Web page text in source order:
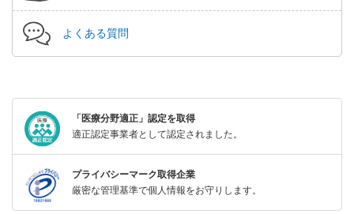
よくある質問
「医療分野適正」認定を取得
適正認定事業者として認定されました。
プライバシーマーク取得企業
厳密な管理基準で個人情報をお守りします。